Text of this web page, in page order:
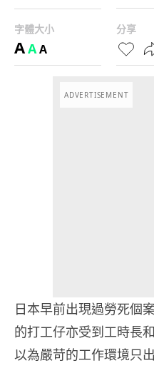
字體大小
AAA
分享
ADVERTISEMENT
日本早前出現過勞死個
的打工仔亦受到工時長
以為嚴苛的工作環境只